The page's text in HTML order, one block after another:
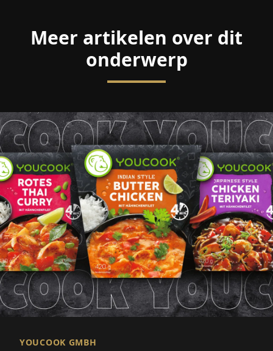
Meer artikelen over dit
onderwerp
YOUCOOK GMBH